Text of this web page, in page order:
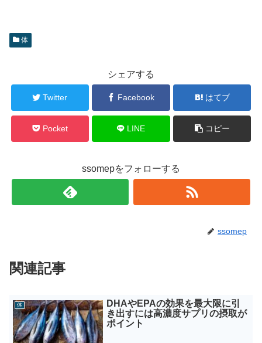
体
シェアする
Twitter Facebook はてブ
Pocket LINE コピー
ssomepをフォローする
ssomep
関連記事
体
DHAやEPAの効果を最大限に引
き出すには高濃度サプリの摂取が
ポイント